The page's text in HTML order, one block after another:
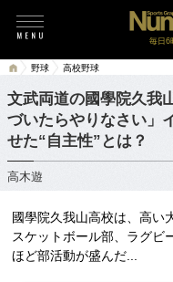
毎日6
野球 高校野球
文武両道の國學院久我
づいたらやりなさい」
せた“自主性”とは？
高木遊
國學院久我山高校は、高い
スケットボール部、ラグビ
ほど部活動が盛んだ...